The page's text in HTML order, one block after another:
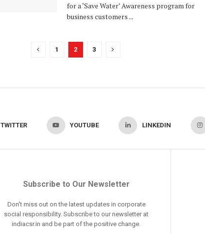
for a ‘Save Water’ Awareness program for
business customers ...
1 2 3
TWITTER YOUTUBE LINKEDIN
Subscribe to Our Newsletter
Don't miss out on the latest updates in corporate
social responsibility. Subscribe to our newsletter at
indiacsr.in and be part of the positive change.